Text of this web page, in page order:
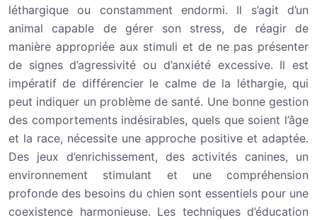
léthargique ou constamment endormi. Il s’agit d’un
animal capable de gérer son stress, de réagir de
manière appropriée aux stimuli et de ne pas présenter
de signes d’agressivité ou d’anxiété excessive. Il est
impératif de différencier le calme de la léthargie, qui
peut indiquer un problème de santé. Une bonne gestion
des comportements indésirables, quels que soient l’âge
et la race, nécessite une approche positive et adaptée.
Des jeux d’enrichissement, des activités canines, un
environnement stimulant et une compréhension
profonde des besoins du chien sont essentiels pour une
coexistence harmonieuse. Les techniques d’éducation